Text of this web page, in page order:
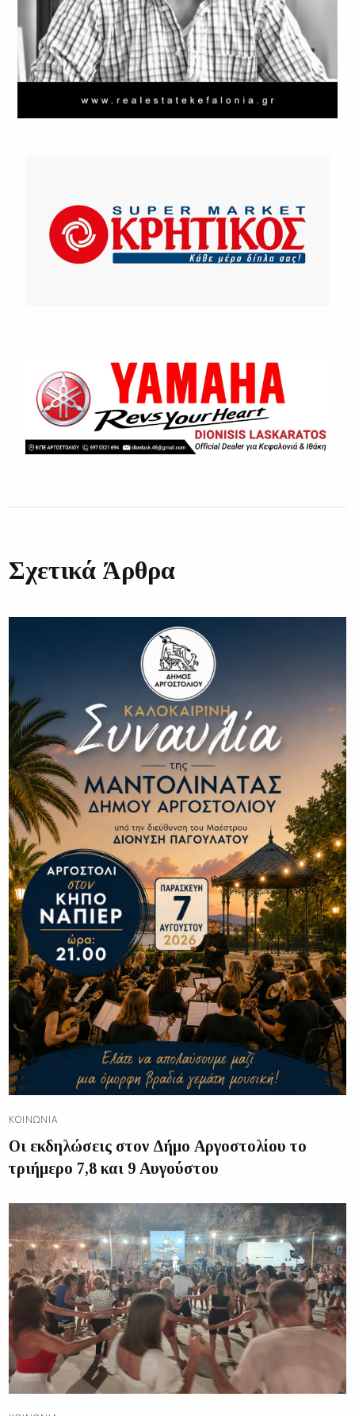
Σχετικά Άρθρα
ΚΟΙΝΩΝΊΑ
Οι εκδηλώσεις στον Δήμο Αργοστολίου το
τριήμερο 7,8 και 9 Αυγούστου